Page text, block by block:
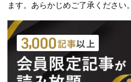
ます。あらかじめご了承ください。